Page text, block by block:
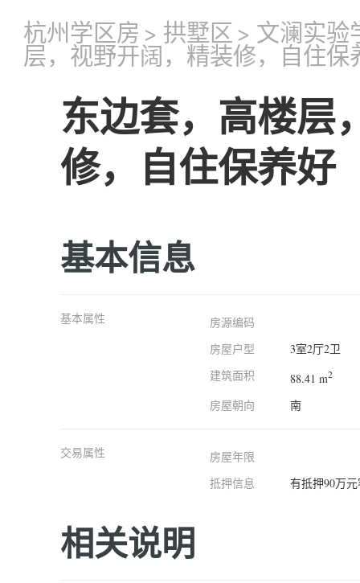
杭州学区房 > 拱墅区 > 文澜实验
层，视野开阔，精装修，自住保
东边套，高楼层
修，自住保养好
基本信息
基本属性
房源编码
房屋户型
3室2厅2卫
建筑面积
88.41 m2
房屋朝向 南
交易属性
房屋年限
抵押信息
有抵押90万
相关说明